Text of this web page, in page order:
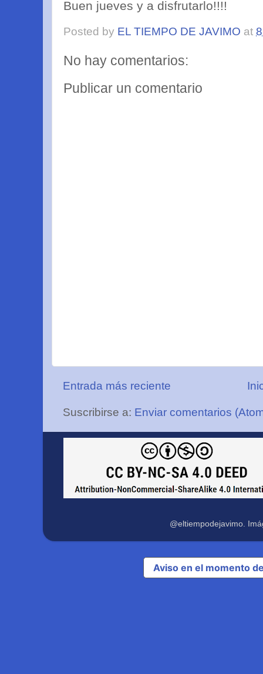
Buen jueves y a disfrutarlo!!!!
Posted by EL TIEMPO DE JAVIMO at
No hay comentarios:
Publicar un comentario
Entrada más reciente
Suscribirse a: Enviar comentarios
@eltiempodejavimo.
Aviso en el momento